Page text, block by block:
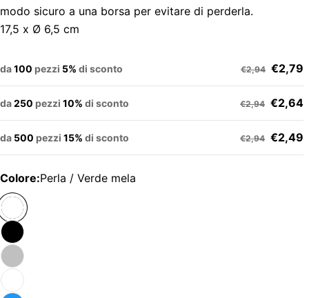
modo sicuro a una borsa per evitare di perderla.
17,5 x Ø 6,5 cm
da100 pezzi 5% di sconto €2,94 €2,79
da250 pezzi 10% di sconto €2,94 €2,64
da 500 pezzi 15% di sconto €2,94 €2,49
Colore:Perla / Verde mela